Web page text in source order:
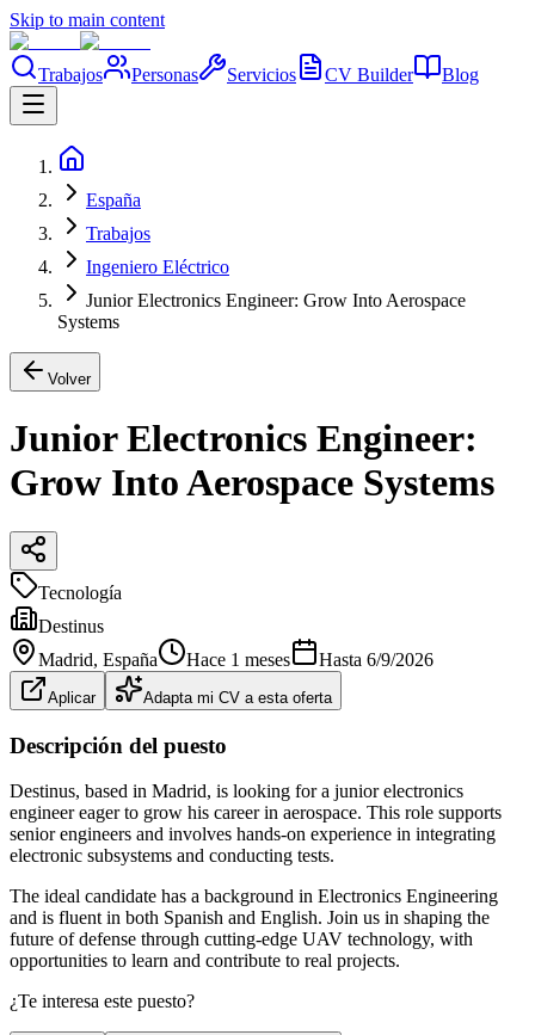
Skip to main content
Trabajos Personas Servicios CV Builder Blog
España
Trabajos
Ingeniero Eléctrico
Junior Electronics Engineer: Grow Into Aerospace
Systems
Volver
Junior Electronics Engineer:
Grow Into Aerospace Systems
Tecnología
Destinus
Madrid, España Hace 1 meses Hasta 6/9/2026
Aplicar Adapta mi CV a esta oferta
Descripción del puesto
Destinus, based in Madrid, is looking for a junior electronics
engineer eager to grow his career in aerospace. This role supports
senior engineers and involves hands-on experience in integrating
electronic subsystems and conducting tests.
The ideal candidate has a background in Electronics Engineering
and is fluent in both Spanish and English. Join us in shaping the
future of defense through cutting-edge UAV technology, with
opportunities to learn and contribute to real projects.
¿Te interesa este puesto?